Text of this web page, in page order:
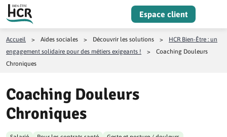
Aller au contenu
Espace client
Accueil > Aides sociales > Découvrir les solutions >
HCR Bien-Être : un
engagement solidaire pour des métiers exigeants !
>
Coaching Douleurs
Chroniques
Coaching Douleurs
Chroniques